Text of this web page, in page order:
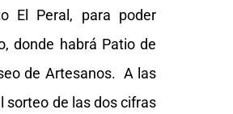
El Peral, para poder
donde habrá Patio de
de Artesanos. A las
sorteo de las dos cifras